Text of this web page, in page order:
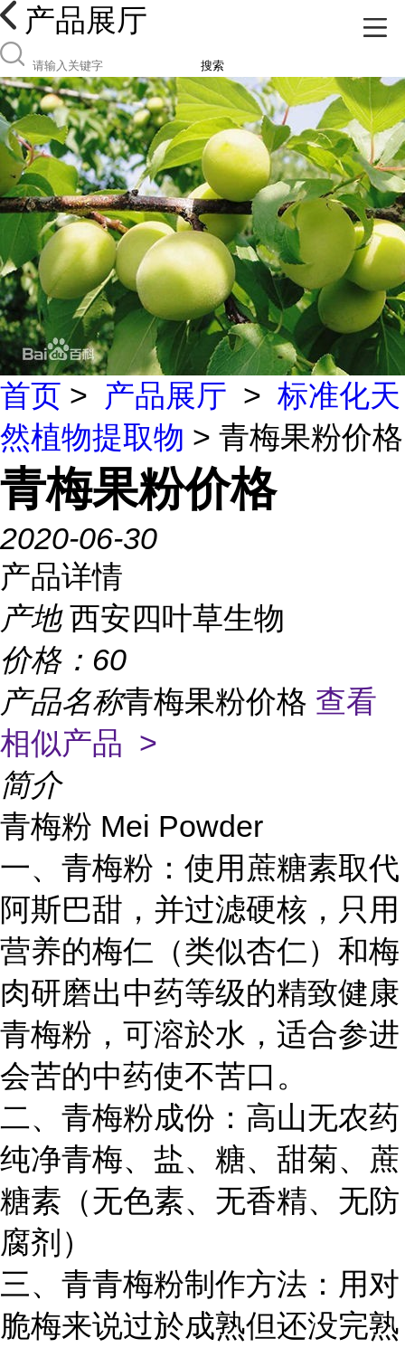
产品展厅
搜索
首页 > 产品展厅 > 标准化天
然植物提取物 > 青梅果粉价格
青梅果粉价格
2020-06-30
产品详情
产地 西安四叶草生物
价格： 60
产品名称青梅果粉价格 查看
相似产品 >
简介
青梅粉 Mei Powder
一、青梅粉：使用蔗糖素取代
阿斯巴甜，并过滤硬核，只用
营养的梅仁（类似杏仁）和梅
肉研磨出中药等级的精致健康
青梅粉，可溶於水，适合参进
会苦的中药使不苦口。
二、青梅粉成份：高山无农药
纯净青梅、盐、糖、甜菊、蔗
糖素（无色素、无香精、无防
腐剂）
三、青青梅粉制作方法：用对
脆梅来说过於成熟但还没完熟